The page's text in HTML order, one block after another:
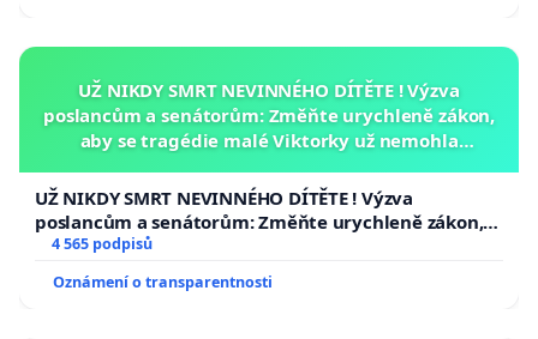
UŽ NIKDY SMRT NEVINNÉHO DÍTĚTE ! Výzva
poslancům a senátorům: Změňte urychleně zákon,
aby se tragédie malé Viktorky už nemohla
UŽ NIKDY SMRT NEVINNÉHO DÍTĚTE ! Výzva
poslancům a senátorům: Změňte urychleně zákon,
aby se tragédie malé Viktorky už nemohla opakovat!
4 565 podpisů
Oznámení o transparentnosti